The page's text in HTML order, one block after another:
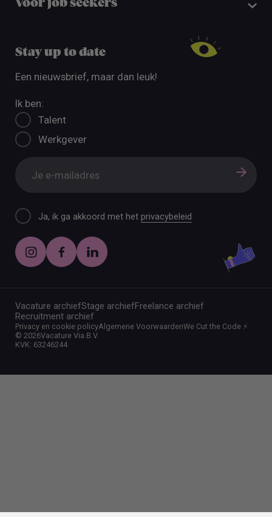
Voor job seekers
Stay up to date
Een nieuwsbrief, maar dan leuk!
Ik ben:
Talent
Werkgever
Ja, ik ga akkoord met hetprivacybeleid
Vacature archiefStage archiefFreelance archief
Recruitment archief
©2026Vacature Via B.V.
KVK: 63246244
Privacy en cookie policyAlgemene VoorwaardenWe Cut the Code ⚡️